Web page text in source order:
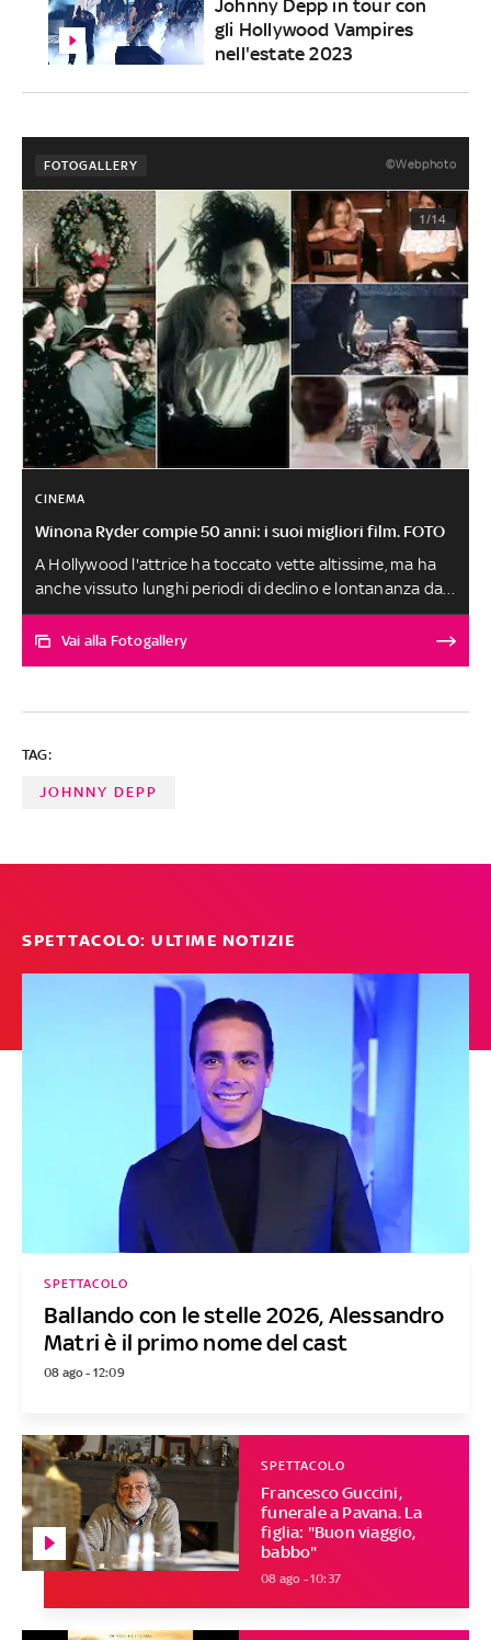
Johnny Depp in tour con
gli Hollywood Vampires
nell'estate 2023
FOTOGALLERY ©Webphoto
1/14
CINEMA
Winona Ryder compie 50 anni: i suoi migliori film. FOTO
A Hollywood l'attrice ha toccato vette altissime, ma ha
anche vissuto lunghi periodi di declino e lontananza dai
set. Il riscatto è arrivato grazie al piccolo schermo: prima,
nel 2015, con un ruolo secondario nella miniserie 'Show
2000 ha ricevuto la sua stella alla Hollywood Walk of
Vai alla Fotogallery
TAG:
JOHNNY DEPP
SPETTACOLO: ULTIME NOTIZIE
Ballando con le stelle 2026, Alessandro
Matri è il primo nome del cast
SPETTACOLO
08 ago - 12:09
Francesco Guccini,
funerale a Pavana. La
figlia: "Buon viaggio,
babbo"
SPETTACOLO
08 ago - 10:37